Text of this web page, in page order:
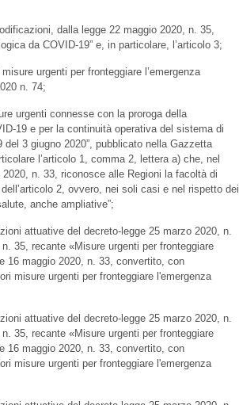
dalla legge 22 maggio 2020, n. 35,
da COVID-19” e, in particolare, l’articolo 3;
urgenti per fronteggiare l’emergenza
n. 74;
urgenti connesse con la proroga della
19 e per la continuità operativa del sistema di
3 giugno 2020”, pubblicato nella Gazzetta
l’articolo 1, comma 2, lettera a) che, nel
n. 33, riconosce alle Regioni la facoltà di
2, ovvero, nei soli casi e nel rispetto dei
anche ampliative”;
attuative del decreto-legge 25 marzo 2020, n.
35, recante «Misure urgenti per fronteggiare
16 maggio 2020, n. 33, convertito, con
misure urgenti per fronteggiare l'emergenza
attuative del decreto-legge 25 marzo 2020, n.
35, recante «Misure urgenti per fronteggiare
16 maggio 2020, n. 33, convertito, con
misure urgenti per fronteggiare l'emergenza